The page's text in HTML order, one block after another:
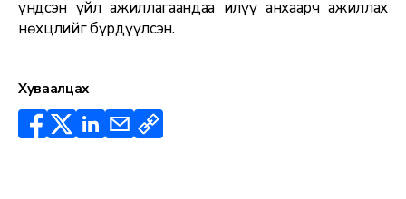
үндсэн үйл ажиллагаандаа илүү анхаарч ажиллах
нөхцлийг бүрдүүлсэн.
Хуваалцах